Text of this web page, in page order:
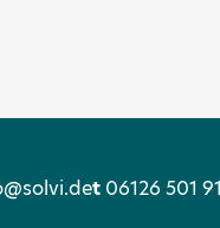
t 06126 501